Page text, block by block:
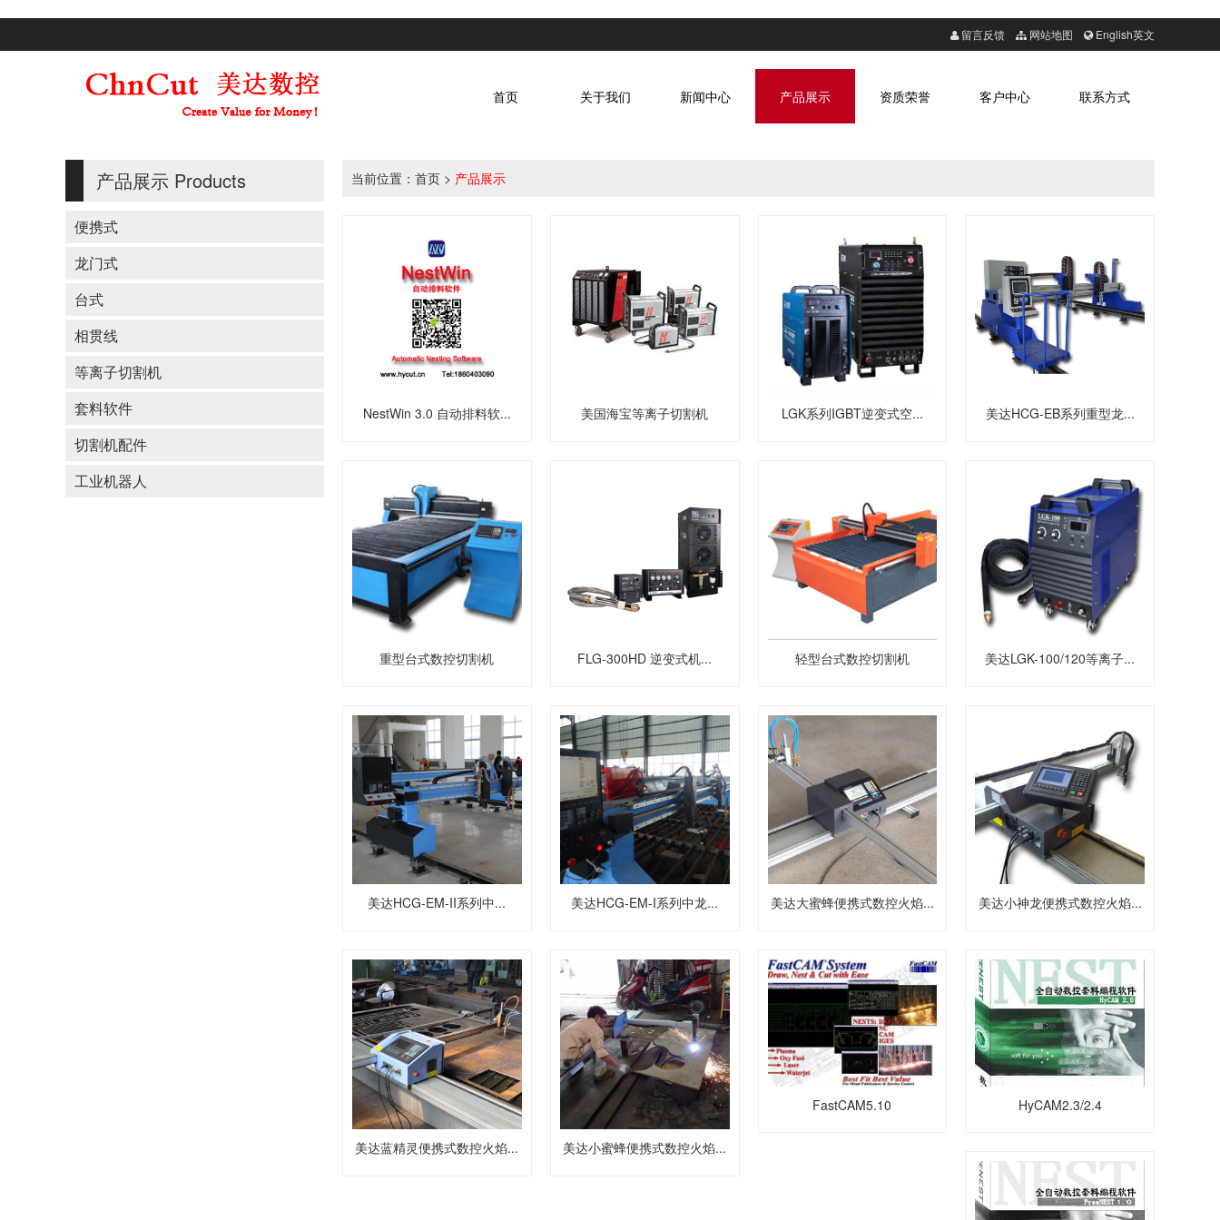
留言反馈 网站地图 English英文
联系方式
客户中心
资质荣誉
产品展示
新闻中心
关于我们
首页
产品展示 Products
便携式
龙门式
台式
相贯线
等离子切割机
套料软件
切割机配件
工业机器人
当前位置： 首页 > 产品展示
NestWin 3.0 自动排料软... 美国海宝等离子切割机 LGK系列IGBT逆变式空... 美达HCG-EB系列重型龙...
重型台式数控切割机 FLG-300HD 逆变式机... 轻型台式数控切割机 美达LGK-100/120等离子...
美达HCG-EM-II系列中... 美达HCG-EM-I系列中龙... 美达大蜜蜂便携式数控火焰... 美达小神龙便携式数控火焰...
美达蓝精灵便携式数控火焰... 美达小蜜蜂便携式数控火焰...
FastCAM5.10 HyCAM2.3/2.4